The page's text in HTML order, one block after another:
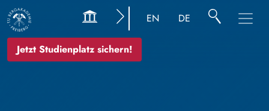
Jetzt Studienplatz sichern!
EN DE